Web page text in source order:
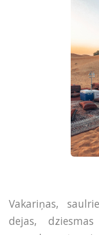
Vakariņas,
dejas,